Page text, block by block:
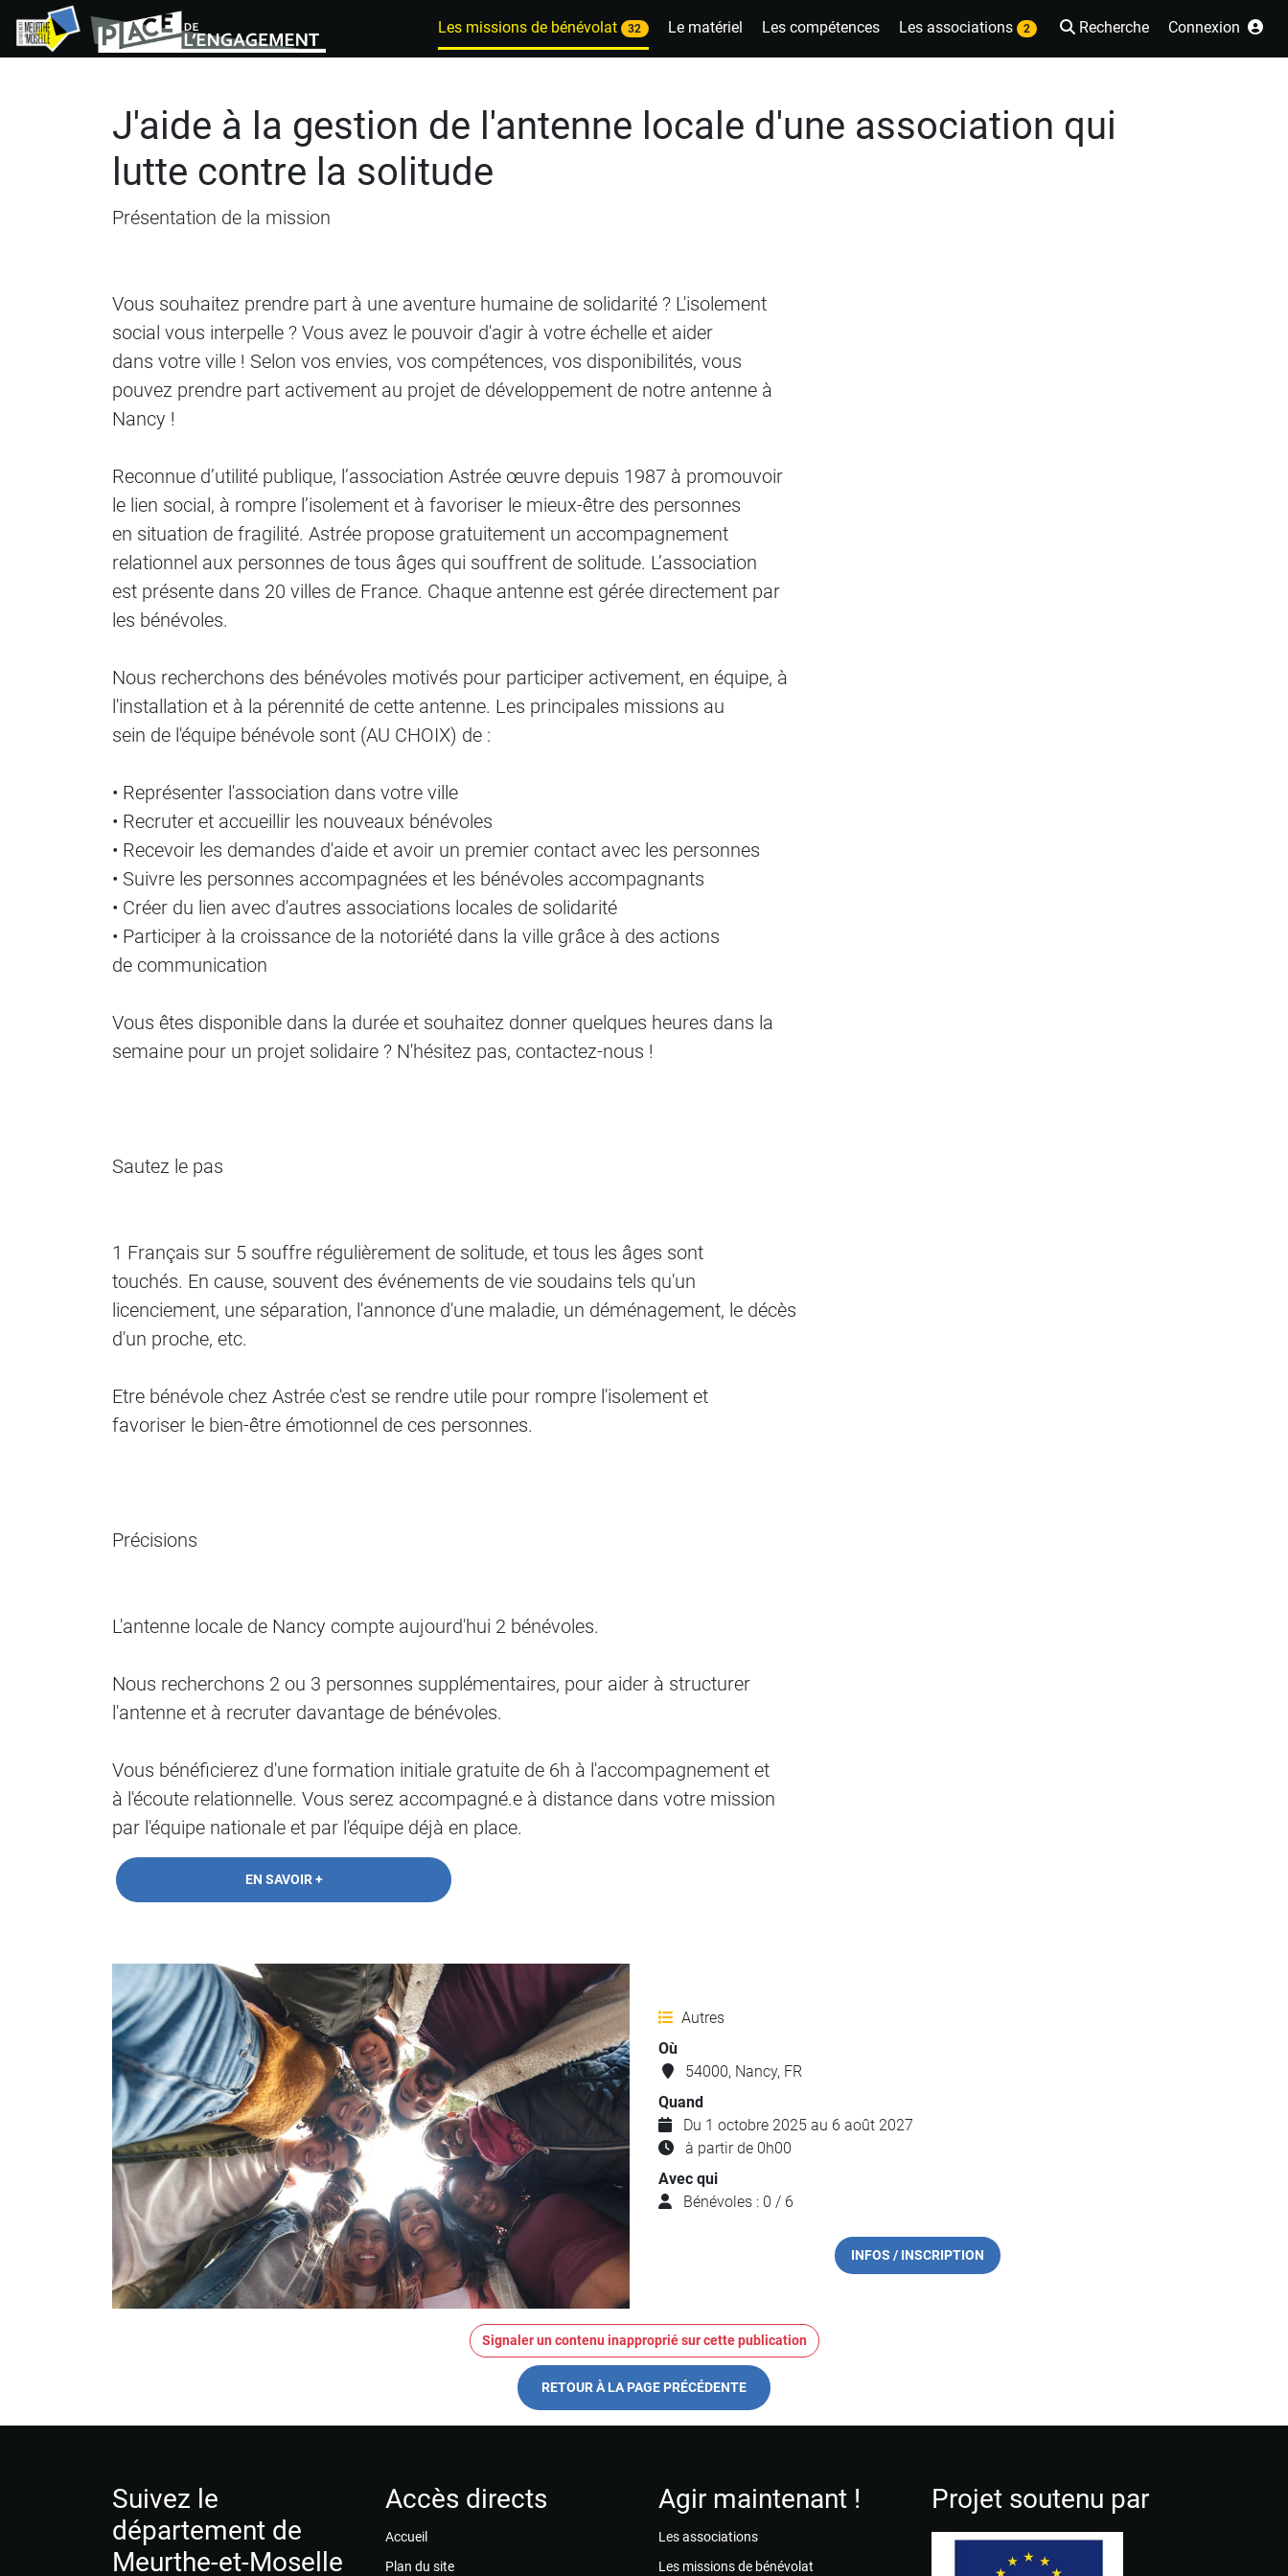
Les missions de bénévolat 32 Le matériel Les compétences Les associations 2 Recherche Connexion
J'aide à la gestion de l'antenne locale d'une association qui
lutte contre la solitude
Présentation de la mission
Vous souhaitez prendre part à une aventure humaine de solidarité ? L'isolement
social vous interpelle ? Vous avez le pouvoir d'agir à votre échelle et aider
dans votre ville ! Selon vos envies, vos compétences, vos disponibilités, vous
pouvez prendre part activement au projet de développement de notre antenne à
Nancy !
Reconnue d’utilité publique, l’association Astrée œuvre depuis 1987 à promouvoir
le lien social, à rompre l’isolement et à favoriser le mieux-être des personnes
en situation de fragilité. Astrée propose gratuitement un accompagnement
relationnel aux personnes de tous âges qui souffrent de solitude. L’association
est présente dans 20 villes de France. Chaque antenne est gérée directement par
les bénévoles.
Nous recherchons des bénévoles motivés pour participer activement, en équipe, à
l'installation et à la pérennité de cette antenne. Les principales missions au
sein de l'équipe bénévole sont (AU CHOIX) de :
• Représenter l'association dans votre ville
• Recruter et accueillir les nouveaux bénévoles
• Recevoir les demandes d'aide et avoir un premier contact avec les personnes
• Suivre les personnes accompagnées et les bénévoles accompagnants
• Créer du lien avec d'autres associations locales de solidarité
• Participer à la croissance de la notoriété dans la ville grâce à des actions
de communication
Vous êtes disponible dans la durée et souhaitez donner quelques heures dans la
semaine pour un projet solidaire ? N'hésitez pas, contactez-nous !
Sautez le pas
1 Français sur 5 souffre régulièrement de solitude, et tous les âges sont
touchés. En cause, souvent des événements de vie soudains tels qu'un
licenciement, une séparation, l'annonce d'une maladie, un déménagement, le décès
d'un proche, etc.
Etre bénévole chez Astrée c'est se rendre utile pour rompre l'isolement et
favoriser le bien-être émotionnel de ces personnes.
Précisions
L'antenne locale de Nancy compte aujourd'hui 2 bénévoles.
Nous recherchons 2 ou 3 personnes supplémentaires, pour aider à structurer
l'antenne et à recruter davantage de bénévoles.
Vous bénéficierez d'une formation initiale gratuite de 6h à l'accompagnement et
à l'écoute relationnelle. Vous serez accompagné.e à distance dans votre mission
par l'équipe nationale et par l'équipe déjà en place.
EN SAVOIR +
Autres
Où
54000, Nancy, FR
Quand
Du 1 octobre 2025 au 6 août 2027
à partir de 0h00
Avec qui
Bénévoles : 0 / 6
INFOS / INSCRIPTION
Signaler un contenu inapproprié sur cette publication
RETOUR À LA PAGE PRÉCÉDENTE
Suivez le
département de
Meurthe-et-Moselle
Accès directs
Accueil
Plan du site
Agir maintenant !
Les associations
Les missions de bénévolat
Projet soutenu par
Panneau de gestion des cookies